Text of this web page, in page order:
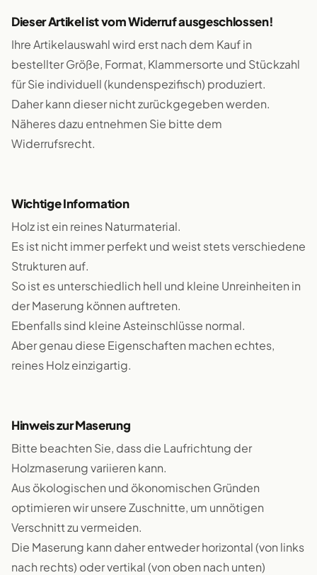
Dieser Artikel ist vom Widerruf ausgeschlossen!
Ihre Artikelauswahl wird erst nach dem Kauf in
bestellter Größe, Format, Klammersorte und Stückzahl
für Sie individuell (kundenspezifisch) produziert.
Daher kann dieser nicht zurückgegeben werden.
Näheres dazu entnehmen Sie bitte dem
Widerrufsrecht.
Wichtige Information
Holz ist ein reines Naturmaterial.
Es ist nicht immer perfekt und weist stets verschiedene
Strukturen auf.
So ist es unterschiedlich hell und kleine Unreinheiten in
der Maserung können auftreten.
Ebenfalls sind kleine Asteinschlüsse normal.
Aber genau diese Eigenschaften machen echtes,
reines Holz einzigartig.
Hinweis zur Maserung
Bitte beachten Sie, dass die Laufrichtung der
Holzmaserung variieren kann.
Aus ökologischen und ökonomischen Gründen
optimieren wir unsere Zuschnitte, um unnötigen
Verschnitt zu vermeiden.
Die Maserung kann daher entweder horizontal (von links
nach rechts) oder vertikal (von oben nach unten)